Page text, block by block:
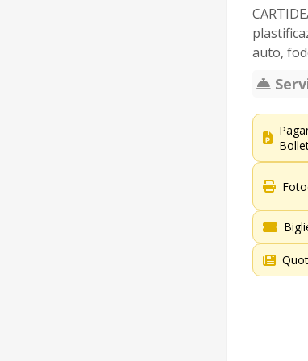
auto,